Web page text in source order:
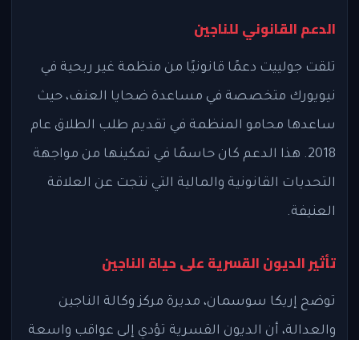
الدعم القانوني للناجين
تلقت جولييت دعمًا قانونيًا من منظمة غير ربحية في
نيويورك متخصصة في مساعدة ضحايا العنف، حيث
ساعدها محامو المنظمة في تقديم طلب الطلاق عام
2018. هذا الدعم كان حاسمًا في تمكينها من مواجهة
التحديات القانونية والمالية التي نتجت عن العلاقة
العنيفة.
تأثير الديون القسرية على حياة الناجين
توضح إريكا سوسمان، مديرة مركز وكالة الناجين
والعدالة، أن الديون القسرية تؤدي إلى عواقب واسعة